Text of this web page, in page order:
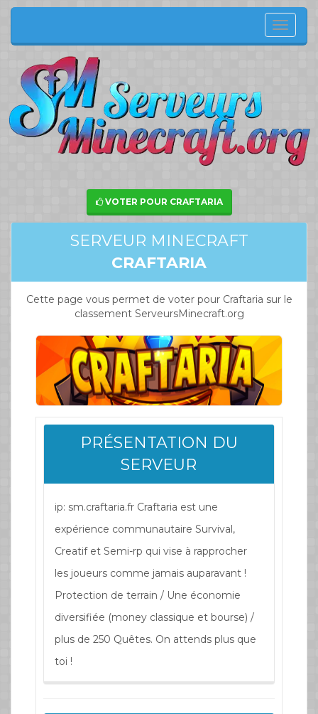
Menu
de
VOTER POUR CRAFTARIA
SERVEUR MINECRAFT
CRAFTARIA
Cette page vous permet de voter pour Craftaria sur le
classement ServeursMinecraft.org
PRÉSENTATION DU
SERVEUR
ip: sm.craftaria.fr Craftaria est une
expérience communautaire Survival,
Creatif et Semi-rp qui vise à rapprocher
les joueurs comme jamais auparavant !
Protection de terrain / Une économie
diversifiée (money classique et bourse) /
plus de 250 Quêtes. On attends plus que
toi !